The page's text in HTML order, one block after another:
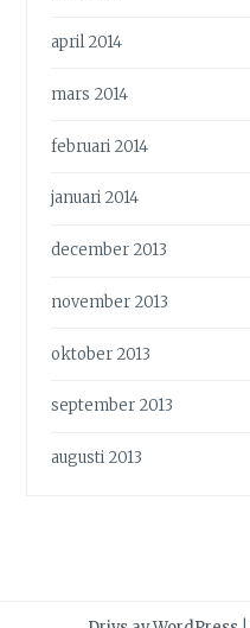
april 2014
mars 2014
februari 2014
januari 2014
december 2013
november 2013
oktober 2013
september 2013
augusti 2013